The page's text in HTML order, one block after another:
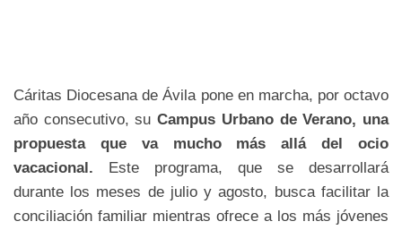
Cáritas Diocesana de Ávila pone en marcha, por octavo
año consecutivo, suCampus Urbano de Verano, una
propuesta que va mucho más allá del ocio
vacacional. Este programa, que se desarrollará
durante los meses de julio y agosto, busca facilitar la
conciliación familiar mientras ofrece a los más jóvenes